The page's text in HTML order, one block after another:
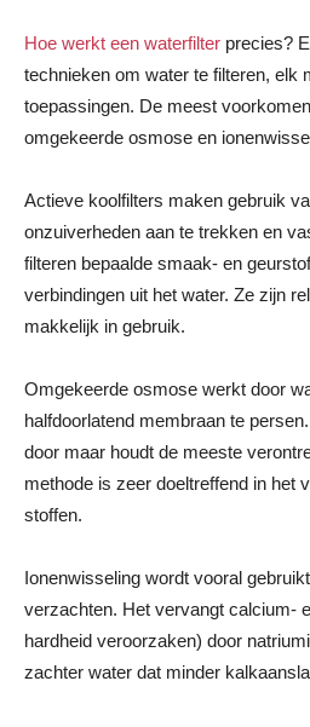
Hoe werkt een waterfilter precies?
technieken om water te filteren, elk
toepassingen. De meest
omgekeerde osmose en
Actieve koolfilters maken gebruik
onzuiverheden aan te trekken en
filteren bepaalde smaak- en
verbindingen uit het water. Ze zijn
makkelijk in gebruik.
Omgekeerde osmose werkt door
halfdoorlatend membraan te
door maar houdt de meeste
methode is zeer doeltreffend in het
stoffen.
Ionenwisseling wordt vooral
verzachten. Het vervangt calcium-
hardheid veroorzaken) door
zachter water dat minder